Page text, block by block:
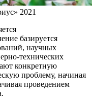
2021
базируется
научных
технических
конкретную
проблему, начиная
проведением